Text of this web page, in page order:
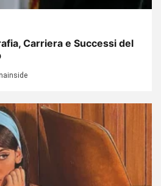
Carriera e Successi del